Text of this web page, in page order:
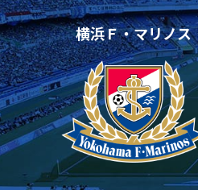
横浜Ｆ・マリノス